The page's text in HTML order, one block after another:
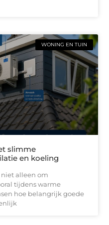
WONING EN TUIN
slimme
en koeling
alleen om
tijdens warme
hoe belangrijk goede